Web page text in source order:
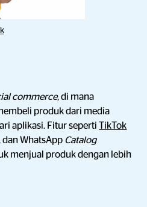
commerce, di mana
produk dari media
aplikasi. Fitur seperti TikTok
dan WhatsApp Catalog
menjual produk dengan lebih